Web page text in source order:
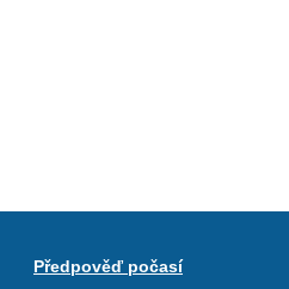
Předpověď počasí